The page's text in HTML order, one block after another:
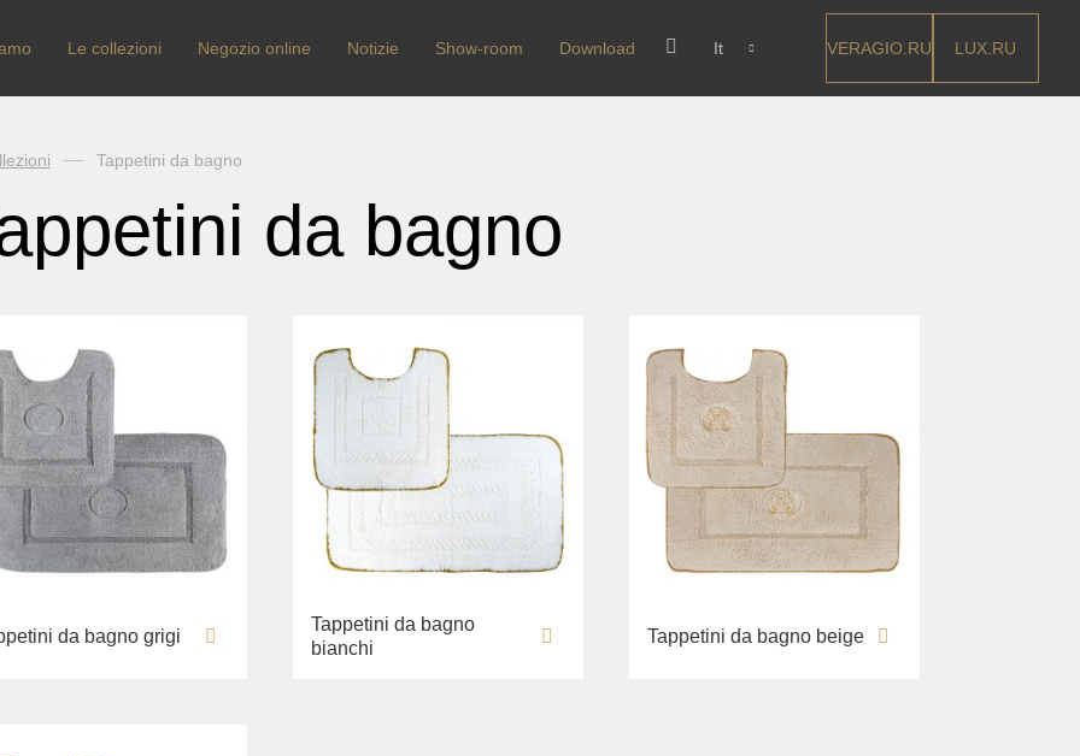
Le collezioni Negozio online Notizie Show-room Download It VERAGIO.RU LUX.RU
Tappetini da bagno
da bagno
da bagno grigi
Tappetini da bagno
bianchi
Tappetini da bagno beige